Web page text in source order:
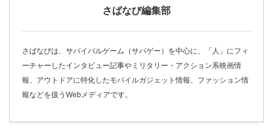
さばなび編集部
さばなびは、サバイバルゲーム（サバゲー）を中心に、「人」にフィ
ーチャーしたインタビュー記事やミリタリー・アクション系映画情
報、アウトドアに特化したモバイルガジェット情報、ファッション情
報などを扱うWebメディアです。